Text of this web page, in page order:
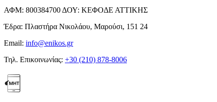
ΑΦΜ: 800384700 ΔΟΥ: ΚΕΦΟΔΕ ΑΤΤΙΚΗΣ
Έδρα: Πλαστήρα Νικολάου, Μαρούσι, 151 24
Email: info@enikos.gr
Τηλ. Επικοινωνίας: +30 (210) 878-8006